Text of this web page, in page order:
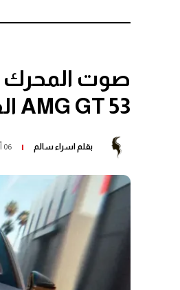
صوت المحرك
AMG GT 53 الفاخرة تجمع الفخامة بالأداء
بقلم اسراء سالم 06 أغسطس 2026